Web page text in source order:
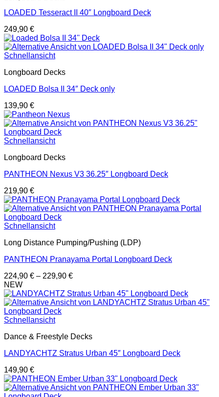
LOADED Tesseract II 40″ Longboard Deck
249,90 €
Schnellansicht
Longboard Decks
LOADED Bolsa II 34″ Deck only
139,90 €
Schnellansicht
Longboard Decks
PANTHEON Nexus V3 36.25″ Longboard Deck
219,90 €
Schnellansicht
Long Distance Pumping/Pushing (LDP)
PANTHEON Pranayama Portal Longboard Deck
224,90 € – 229,90 €
NEW
Schnellansicht
Dance & Freestyle Decks
LANDYACHTZ Stratus Urban 45″ Longboard Deck
149,90 €